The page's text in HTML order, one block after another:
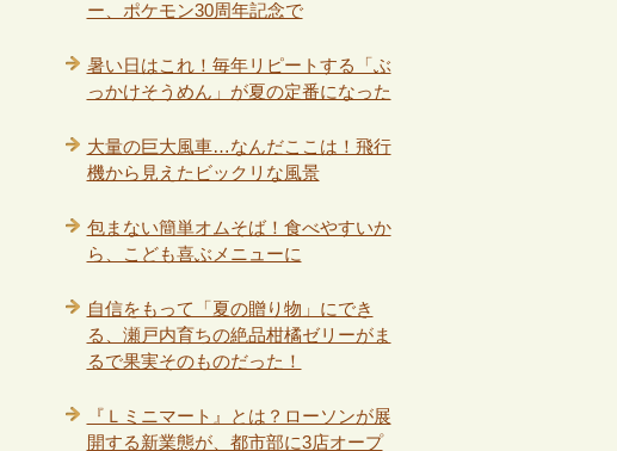
ー、ポケモン30周年記念で
暑い日はこれ！毎年リピートする「ぶ
っかけそうめん」が夏の定番になった
大量の巨大風車…なんだここは！飛行
機から見えたビックリな風景
包まない簡単オムそば！食べやすいか
ら、こども喜ぶメニューに
自信をもって「夏の贈り物」にでき
る、瀬戸内育ちの絶品柑橘ゼリーがま
るで果実そのものだった！
『Ｌミニマート』とは？ローソンが展
開する新業態が、都市部に3店オープ